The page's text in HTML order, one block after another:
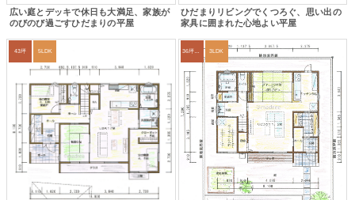
広い庭とデッキで休日も大満足、家族が
のびのび過ごすひだまりの平屋
ひだまりリビングでくつろぐ、思い出の
家具に囲まれた心地よい平屋
43坪 5LDK 36坪～39坪 3LDK